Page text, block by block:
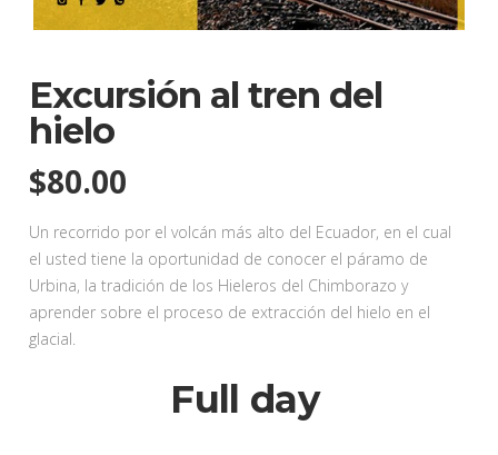
Excursión al tren del
hielo
$80.00
Un recorrido por el volcán más alto del Ecuador, en el cual
el usted tiene la oportunidad de conocer el páramo de
Urbina, la tradición de los Hieleros del Chimborazo y
aprender sobre el proceso de extracción del hielo en el
glacial.
Full day